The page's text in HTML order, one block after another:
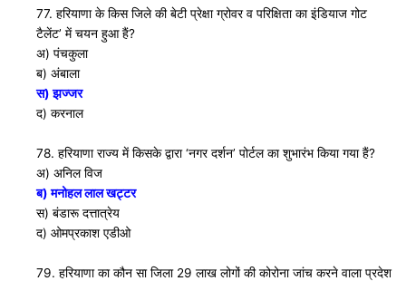
77. हरियाणा के किस जिले की बेटी प्रेक्षा ग्रोवर व परिक्षिता का इंडियाज गोट
टैलेंट’ में चयन हुआ हैं?
अ) पंचकुला
ब) अंबाला
स) झज्जर
द) करनाल
78. हरियाणा राज्य में किसके द्वारा ‘नगर दर्शन’ पोर्टल का शुभारंभ किया गया हैं?
अ) अनिल विज
ब) मनोहल लाल खट्टर
स) बंडारू दत्तात्रेय
द) ओमप्रकाश एडीओ
79. हरियाणा का कौन सा जिला 29 लाख लोगों की कोरोना जांच करने वाला प्रदेश